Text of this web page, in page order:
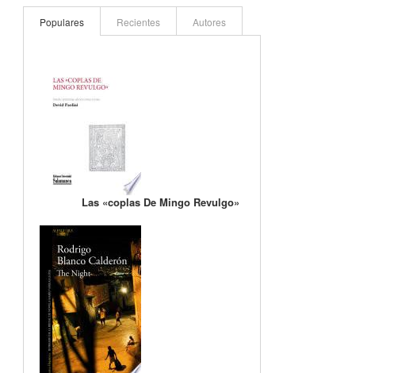
Populares Recientes Autores
Las «coplas De Mingo Revulgo»